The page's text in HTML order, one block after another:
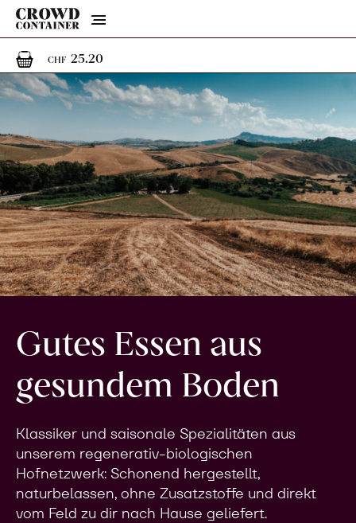
Menu
CHF 25.201 Artikel im Warenkorb
Gutes Essen aus
gesundem Boden
Klassiker und saisonale Spezialitäten aus
unserem regenerativ-biologischen
Hofnetzwerk: Schonend hergestellt,
naturbelassen, ohne Zusatzstoffe und direkt
vom Feld zu dir nach Hause geliefert.